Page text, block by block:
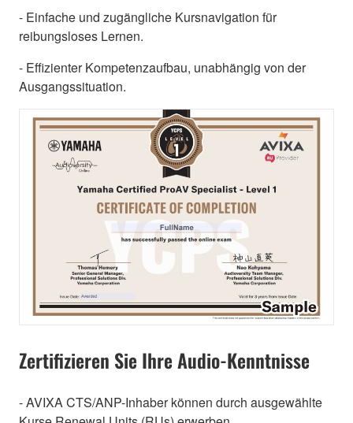
- Einfache und zugängliche Kursnavigation für
reibungsloses Lernen.
- Effizienter Kompetenzaufbau, unabhängig von der
Ausgangssituation.
Zertifizieren Sie Ihre Audio-Kenntnisse
- AVIXA CTS/ANP-Inhaber können durch ausgewählte